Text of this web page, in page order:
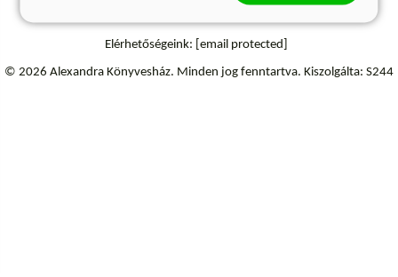
Elérhetőségeink: [email protected]
© 2026 Alexandra Könyvesház. Minden jog fenntartva. Kiszolgálta: S244